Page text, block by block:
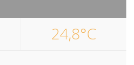
24,8°C